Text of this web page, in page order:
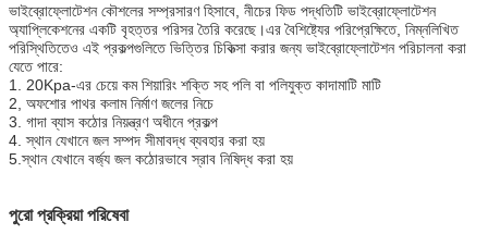
ভাইব্রোফ্লোটেশন কৌশলের সম্প্রসারণ হিসাবে, নীচের ফিড পদ্ধতিটি ভাইব্রোফ্লোটেশন
অ্যাপ্লিকেশনের একটি বৃহত্তর পরিসর তৈরি করেছে।এর বৈশিষ্ট্যের পরিপ্রেক্ষিতে, নিম্নলিখিত
পরিস্থিতিতেও এই প্রকল্পগুলিতে ভিত্তির চিকিত্সা করার জন্য ভাইব্রোফ্লোটেশন পরিচালনা করা
যেতে পারে:
1. 20Kpa-এর চেয়ে কম শিয়ারিং শক্তি সহ পলি বা পলিযুক্ত কাদামাটি মাটি
2, অফশোর পাথর কলাম নির্মাণ জলের নিচে
3. গাদা ব্যাস কঠোর নিয়ন্ত্রণ অধীনে প্রকল্প
4. স্থান যেখানে জল সম্পদ সীমাবদ্ধ ব্যবহার করা হয়
5.স্থান যেখানে বর্জ্য জল কঠোরভাবে স্রাব নিষিদ্ধ করা হয়
পুরো প্রক্রিয়া পরিষেবা